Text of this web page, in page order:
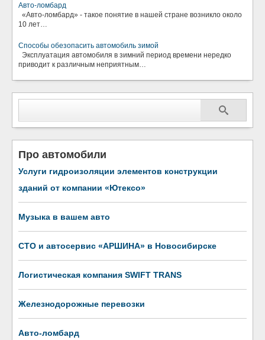
Авто-ломбард
«Авто-ломбард» - такое понятие в нашей стране возникло около
10 лет…
Способы обезопасить автомобиль зимой
Эксплуатация автомобиля в зимний период времени нередко
приводит к различным неприятным…
Про автомобили
Услуги гидроизоляции элементов конструкции
зданий от компании «Ютексо»
Музыка в вашем авто
СТО и автосервис «АРШИНА» в Новосибирске
Логистическая компания SWIFT TRANS
Железнодорожные перевозки
Авто-ломбард